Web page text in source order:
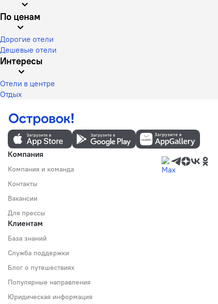
По ценам
Дорогие отели
Дешевые отели
Интересы
Отели в центре
Отдых
Компания
Компания и команда
Контакты
Вакансии
Для прессы
Клиентам
База знаний
Служба поддержки
Блог о путешествиях
Популярные направления
Юридическая информация